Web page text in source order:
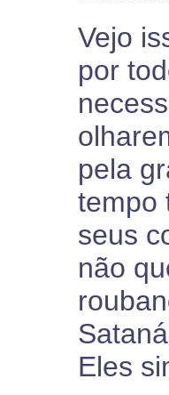
Vejo
por
pela
tempo
seus
não
Eles